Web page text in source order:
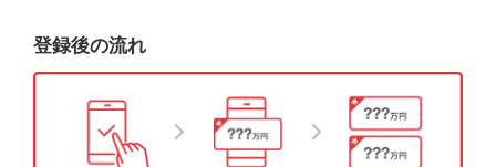
登録後の流れ